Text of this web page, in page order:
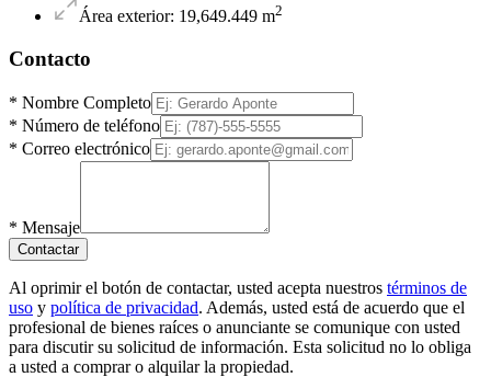
Área exterior: 19,649.449 m2
Contacto
* Nombre Completo
* Número de teléfono
* Correo electrónico
* Mensaje
Contactar
Al oprimir el botón de contactar, usted acepta nuestros términos de
uso y política de privacidad. Además, usted está de acuerdo que el
profesional de bienes raíces o anunciante se comunique con usted
para discutir su solicitud de información. Esta solicitud no lo obliga
a usted a comprar o alquilar la propiedad.